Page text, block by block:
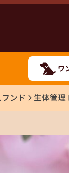
ワ
ンド 生体管理